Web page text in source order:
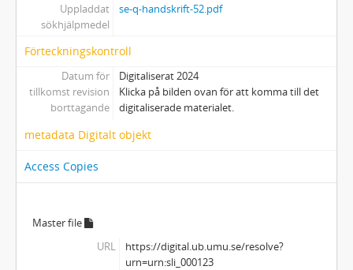
Uppladdat
sökhjälpmedel
se-q-handskrift-52.pdf
Förteckningskontroll
Datum för
tillkomst revision
borttagande
Digitaliserat 2024
Klicka på bilden ovan för att komma till det
digitaliserade materialet.
metadata Digitalt objekt
Access Copies
Master file
URL
https://digital.ub.umu.se/resolve?
urn=urn:sli_000123